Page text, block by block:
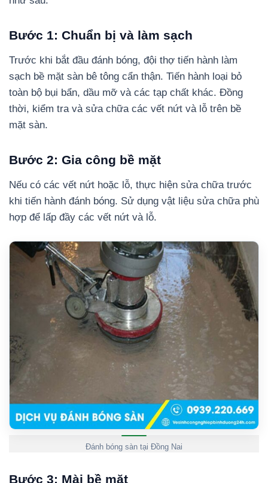
Bước 1: Chuẩn bị và làm sạch
Trước khi bắt đầu đánh bóng, đội thợ tiến hành làm
sạch bề mặt sàn bê tông cẩn thận. Tiến hành loại bỏ
toàn bộ bụi bẩn, dầu mỡ và các tạp chất khác. Đồng
thời, kiểm tra và sửa chữa các vết nứt và lỗ trên bề
mặt sàn.
Bước 2: Gia công bề mặt
Nếu có các vết nứt hoặc lỗ, thực hiện sửa chữa trước
khi tiến hành đánh bóng. Sử dụng vật liệu sửa chữa phù
hợp để lấp đầy các vết nứt và lỗ.
Đánh bóng sàn tại Đồng Nai
Bước 3: Mài bề mặt